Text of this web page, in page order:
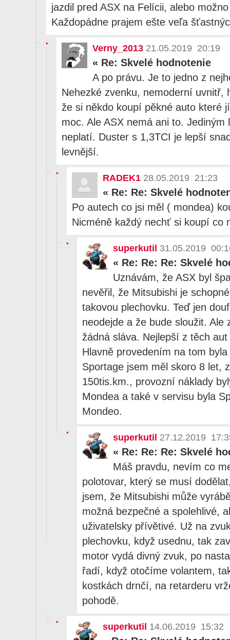
jazdil pred ASX na Felícii, alebo
Každopádne prajem ešte veľa
Verny_2013 21.05.2019 20:19
« Re: Skvelé hodnotenie
A po právu. Je to jedno z
Nehezké zvenku, nemoderní uvnitř,
že si někdo koupí pěkné auto které
moc. Ale ASX nemá ani to.
neplatí. Duster s 1,3TCI je lepší
levnější.
RADEK1 28.05.2019 21:23
« Re: Re: Skvelé
Po autech co jsi měl ( mondea)
Nicméně každý nechť si koupí co
superkutil 31.05.2019
« Re: Re: Re: Skvelé
Uznávám, že ASX byl
nevěřil, že Mitsubishi je
takovou plechovku. Teď jen
neodejde a že bude sloužit. Ale
žádná sláva. Nejlepší z těch
Hlavně provedením na tom
Sportage jsem měl skoro 8 let,
150tis.km., provozní náklady
Mondea a také v servisu byla
Mondeo.
superkutil 27.12.2019
« Re: Re: Re: Skvelé
Máš pravdu, nevím co
polotovar, který se musí
jsem, že Mitsubishi může
možná bezpečné a spolehlivé,
uživatelsky přívětivé. Už na
plechovku, když usednu, tak
motor vydá divný zvuk, po
řadí, když otočíme volantem,
kostkách drnčí, na retarderu
pohodě.
superkutil 14.06.2019 15:32